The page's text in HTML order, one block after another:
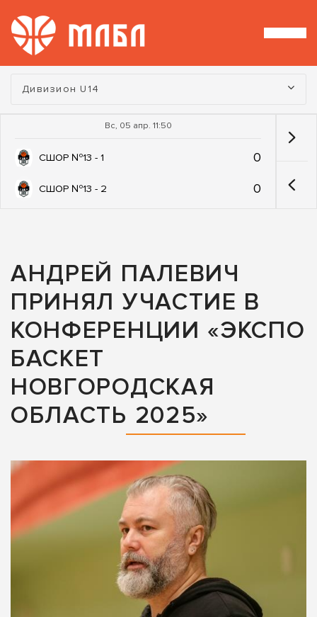
Турнир:
Дивизион U14
Вс, 05 апр. 11:50
СШОР №13 - 1 0
СШОР №13 - 2 0
АНДРЕЙ ПАЛЕВИЧ
ПРИНЯЛ УЧАСТИЕ В
КОНФЕРЕНЦИИ «ЭКСПО
БАСКЕТ
НОВГОРОДСКАЯ
ОБЛАСТЬ 2025»